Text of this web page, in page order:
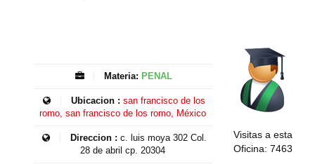
Materia: PENAL
Ubicacion : san francisco de los
romo, san francisco de los romo, México
Direccion : c. luis moya 302 Col.
28 de abril cp. 20304
Visitas a esta
Oficina: 7463